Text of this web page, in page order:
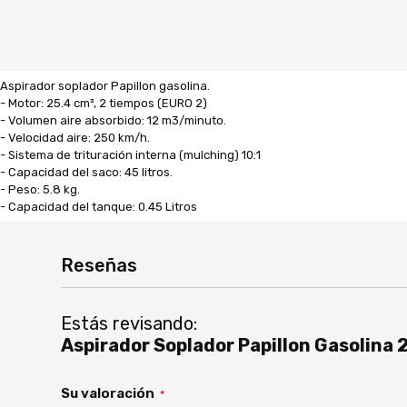
Aspirador soplador Papillon gasolina.
- Motor: 25.4 cm³, 2 tiempos (EURO 2)
- Volumen aire absorbido: 12 m3/minuto.
- Velocidad aire: 250 km/h.
- Sistema de trituración interna (mulching) 10:1
- Capacidad del saco: 45 litros.
- Peso: 5.8 kg.
- Capacidad del tanque: 0.45 Litros
Reseñas
Estás revisando:
Aspirador Soplador Papillon
Su valoración